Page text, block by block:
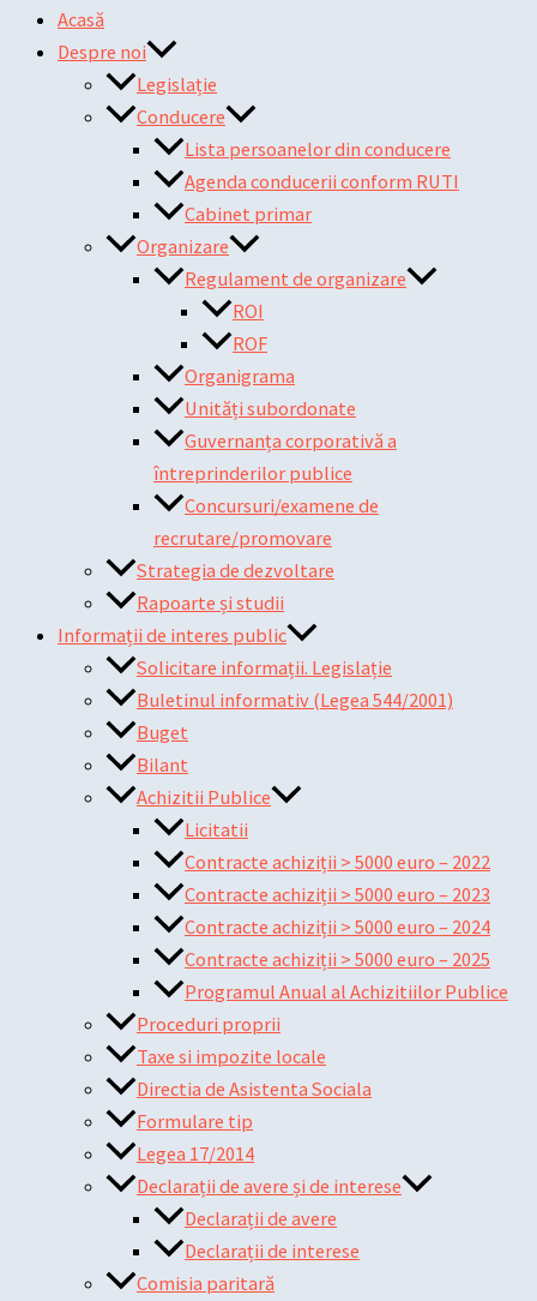
Acasă
Despre noi
Legislație
Conducere
Lista persoanelor din conducere
Agenda conducerii conform RUTI
Cabinet primar
Organizare
Regulament de organizare
ROI
ROF
Organigrama
Unități subordonate
Guvernanța corporativă a
întreprinderilor publice
Concursuri/examene de
recrutare/promovare
Strategia de dezvoltare
Rapoarte și studii
Informații de interes public
Solicitare informații. Legislație
Buletinul informativ (Legea 544/2001)
Buget
Bilant
Achizitii Publice
Licitatii
Contracte achiziții > 5000 euro – 2022
Contracte achiziții > 5000 euro – 2023
Contracte achiziții > 5000 euro – 2024
Contracte achiziții > 5000 euro – 2025
Programul Anual al Achizitiilor Publice
Proceduri proprii
Taxe si impozite locale
Directia de Asistenta Sociala
Formulare tip
Legea 17/2014
Declarații de avere și de interese
Declarații de avere
Declarații de interese
Comisia paritară